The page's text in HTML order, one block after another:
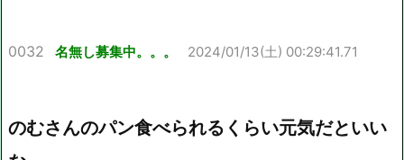
0032 名無し募集中。。。 2024/01/13(土) 00:29:41.71
のむさんのパン食べられるくらい元気だといい